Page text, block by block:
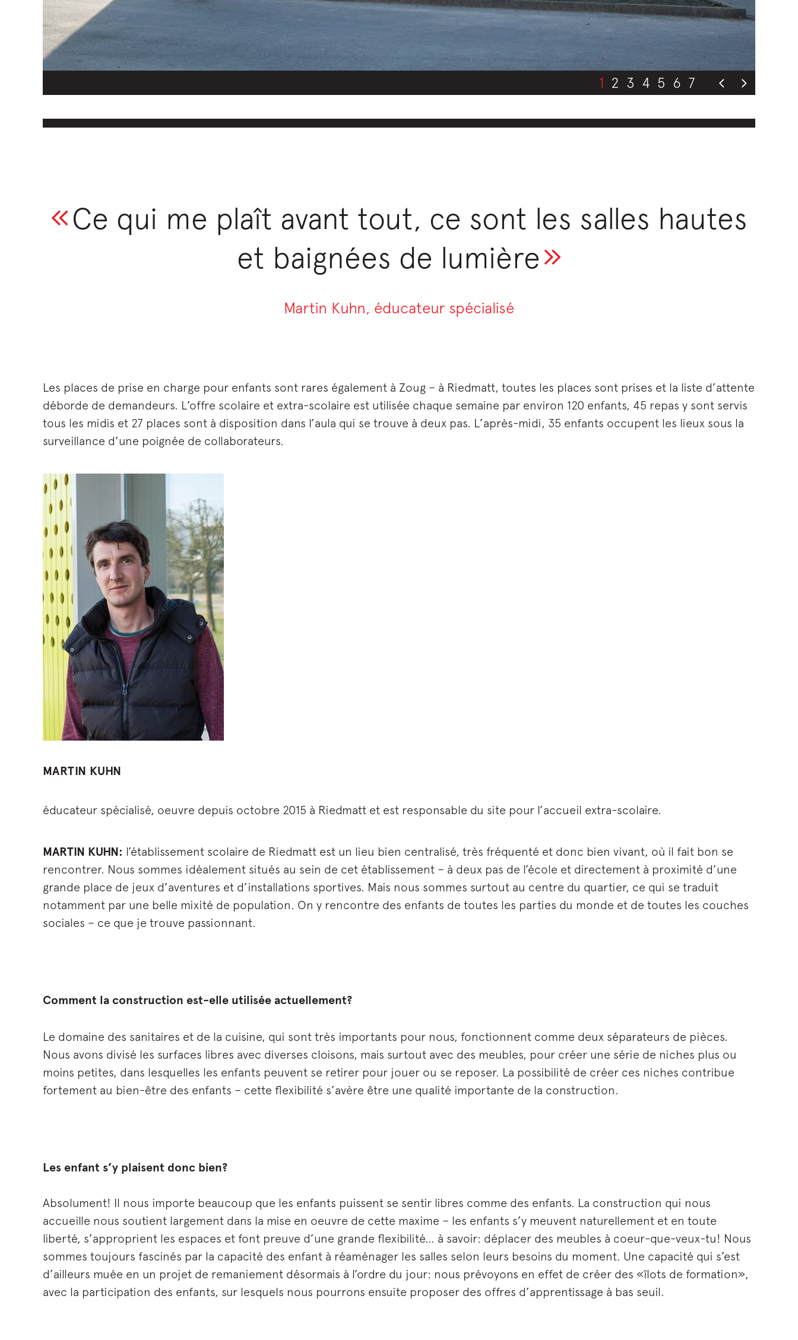
1 2 3 4 5 6 7
Ce qui me plaît avant tout, ce sont les salles hautes
et baignées de lumière
Martin Kuhn, éducateur spécialisé
Les places de prise en charge pour enfants sont rares également à Zoug – à Riedmatt, toutes les places sont prises et la liste d’attente
déborde de demandeurs. L’offre scolaire et extra-scolaire est utilisée chaque semaine par environ 120 enfants, 45 repas y sont servis
tous les midis et 27 places sont à disposition dans l’aula qui se trouve à deux pas. L’après-midi, 35 enfants occupent les lieux sous la
surveillance d’une poignée de collaborateurs.
MARTIN KUHN
éducateur spécialisé, oeuvre depuis octobre 2015 à Riedmatt et est responsable du site pour l’accueil extra-scolaire.
MARTIN KUHN: l’établissement scolaire de Riedmatt est un lieu bien centralisé, très fréquenté et donc bien vivant, où il fait bon se
rencontrer. Nous sommes idéalement situés au sein de cet établissement – à deux pas de l’école et directement à proximité d’une
grande place de jeux d’aventures et d’installations sportives. Mais nous sommes surtout au centre du quartier, ce qui se traduit
notamment par une belle mixité de population. On y rencontre des enfants de toutes les parties du monde et de toutes les couches
sociales – ce que je trouve passionnant.
Comment la construction est-elle utilisée actuellement?
Le domaine des sanitaires et de la cuisine, qui sont très importants pour nous, fonctionnent comme deux séparateurs de pièces.
Nous avons divisé les surfaces libres avec diverses cloisons, mais surtout avec des meubles, pour créer une série de niches plus ou
moins petites, dans lesquelles les enfants peuvent se retirer pour jouer ou se reposer. La possibilité de créer ces niches contribue
fortement au bien-être des enfants – cette flexibilité s’avère être une qualité importante de la construction.
Les enfant s’y plaisent donc bien?
Absolument! Il nous importe beaucoup que les enfants puissent se sentir libres comme des enfants. La construction qui nous
accueille nous soutient largement dans la mise en oeuvre de cette maxime – les enfants s’y meuvent naturellement et en toute
liberté, s’approprient les espaces et font preuve d’une grande flexibilité… à savoir: déplacer des meubles à coeur-que-veux-tu! Nous
sommes toujours fascinés par la capacité des enfant à réaménager les salles selon leurs besoins du moment. Une capacité qui s’est
d’ailleurs muée en un projet de remaniement désormais à l’ordre du jour: nous prévoyons en effet de créer des «îlots de formation»,
avec la participation des enfants, sur lesquels nous pourrons ensuite proposer des offres d’apprentissage à bas seuil.